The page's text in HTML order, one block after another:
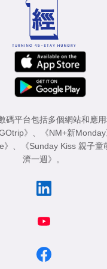
碼平台包括多個網站和應
GOtrip》 、 《NM+新Monday
、 《Sunday Kiss 親子童
濟一週》 。